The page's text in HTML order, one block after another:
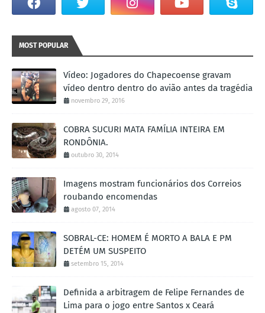
MOST POPULAR
Vídeo: Jogadores do Chapecoense gravam
vídeo dentro dentro do avião antes da tragédia
novembro 29, 2016
COBRA SUCURI MATA FAMÍLIA INTEIRA EM
RONDÔNIA.
outubro 30, 2014
Imagens mostram funcionários dos Correios
roubando encomendas
agosto 07, 2014
SOBRAL-CE: HOMEM É MORTO A BALA E PM
DETÉM UM SUSPEITO
setembro 15, 2014
Definida a arbitragem de Felipe Fernandes de
Lima para o jogo entre Santos x Ceará